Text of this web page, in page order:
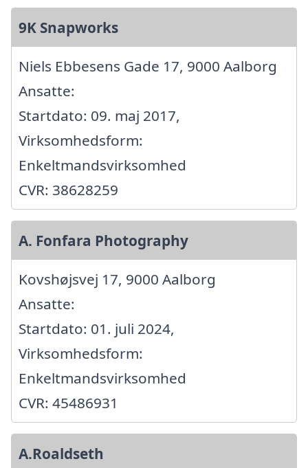
9K Snapworks
Niels Ebbesens Gade 17, 9000 Aalborg
Ansatte:
Startdato: 09. maj 2017,
Virksomhedsform:
Enkeltmandsvirksomhed
CVR: 38628259
A. Fonfara Photography
Kovshøjsvej 17, 9000 Aalborg
Ansatte:
Startdato: 01. juli 2024,
Virksomhedsform:
Enkeltmandsvirksomhed
CVR: 45486931
A.Roaldseth